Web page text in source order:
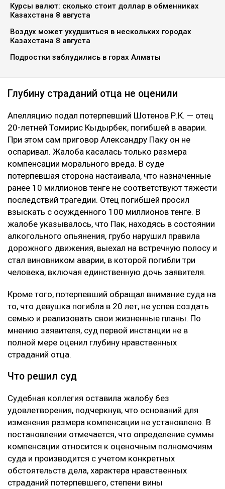
Коллаж Ulysmedia.kz
размере компенсации морального вреда по делу о
смертельном ДТП на проспекте аль-Фараби. Отец
одной из погибших в аварии девушек просил
Курсы валют: сколько стоит доллар в обменниках
Казахстана 8 августа
Воздух может ухудшиться в нескольких городах
Казахстана 8 августа
Подростки заблудились в горах Алматы
Глубину страданий отца не оценили
Апелляцию подал потерпевший Шотенов Р.К. — отец
20-летней Томирис Кыдырбек, погибшей в аварии.
При этом сам приговор Александру Паку он не
оспаривал. Жалоба касалась только размера
компенсации морального вреда. В суде
потерпевшая сторона настаивала, что назначенные
ранее 10 миллионов тенге не соответствуют тяжести
последствий трагедии. Отец погибшей просил
взыскать с осужденного 100 миллионов тенге. В
жалобе указывалось, что Пак, находясь в состоянии
алкогольного опьянения, грубо нарушил правила
стал виновником аварии, в которой погибли три
Кроме того, потерпевший обращал внимание суда на
то, что девушка погибла в 20 лет, не успев создать
семью и реализовать свои жизненные планы. По
мнению заявителя, суд первой инстанции не в
полной мере оценил глубину нравственных
страданий отца.